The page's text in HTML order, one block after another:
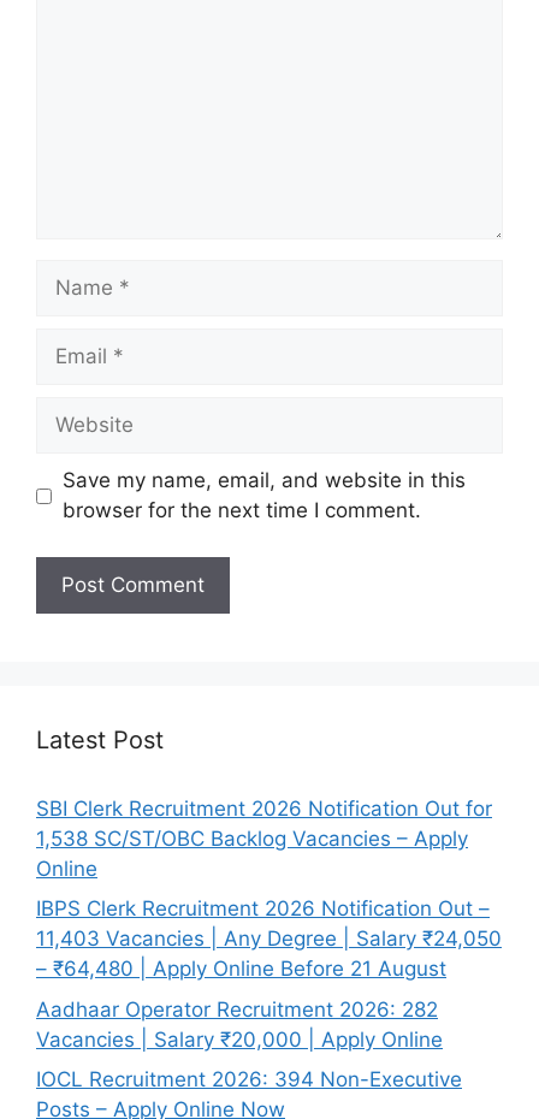
Name
Email
Website
Save my name, email, and website in this
browser for the next time I comment.
Latest Post
SBI Clerk Recruitment 2026 Notification Out for
1,538 SC/ST/OBC Backlog Vacancies – Apply
Online
IBPS Clerk Recruitment 2026 Notification Out –
11,403 Vacancies | Any Degree | Salary ₹24,050
– ₹64,480 | Apply Online Before 21 August
Aadhaar Operator Recruitment 2026: 282
Vacancies | Salary ₹20,000 | Apply Online
IOCL Recruitment 2026: 394 Non-Executive
Posts – Apply Online Now